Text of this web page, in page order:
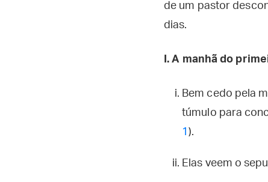
de um pastor
dias.
I.A manhã do
Bem cedo pela
túmulo para
1 ).
Elas veem o